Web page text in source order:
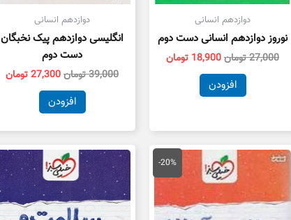
دوازدهم انسانی
نوروز دوازدهم انسانی دست دوم
27,000تومان18,900 تومان
افزودن
دوازدهم انسانی
انگلیسی دوازدهم پیک نخبگان
دست دوم
39,000تومان27,300تومان
افزودن
17,500 تومان
-20%
قیمت
اصلی
15,000 تومان
بود.
قیمت
فعلی
12,000 تومان
است.